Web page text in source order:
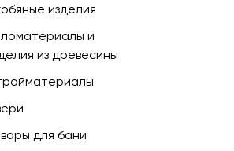
изделия
и
из древесины
для бани